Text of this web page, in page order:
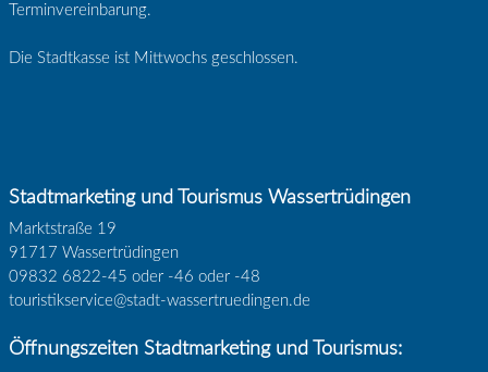
Terminvereinbarung.
Die Stadtkasse ist Mittwochs geschlossen.
Stadtmarketing und Tourismus Wassertrüdingen
Marktstraße 19
91717 Wassertrüdingen
09832 6822-45 oder -46 oder -48
touristikservice@stadt-wassertruedingen.de
Öffnungszeiten Stadtmarketing und Tourismus: